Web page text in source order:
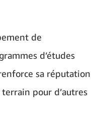
de
d’études
sa réputation
pour d’autres